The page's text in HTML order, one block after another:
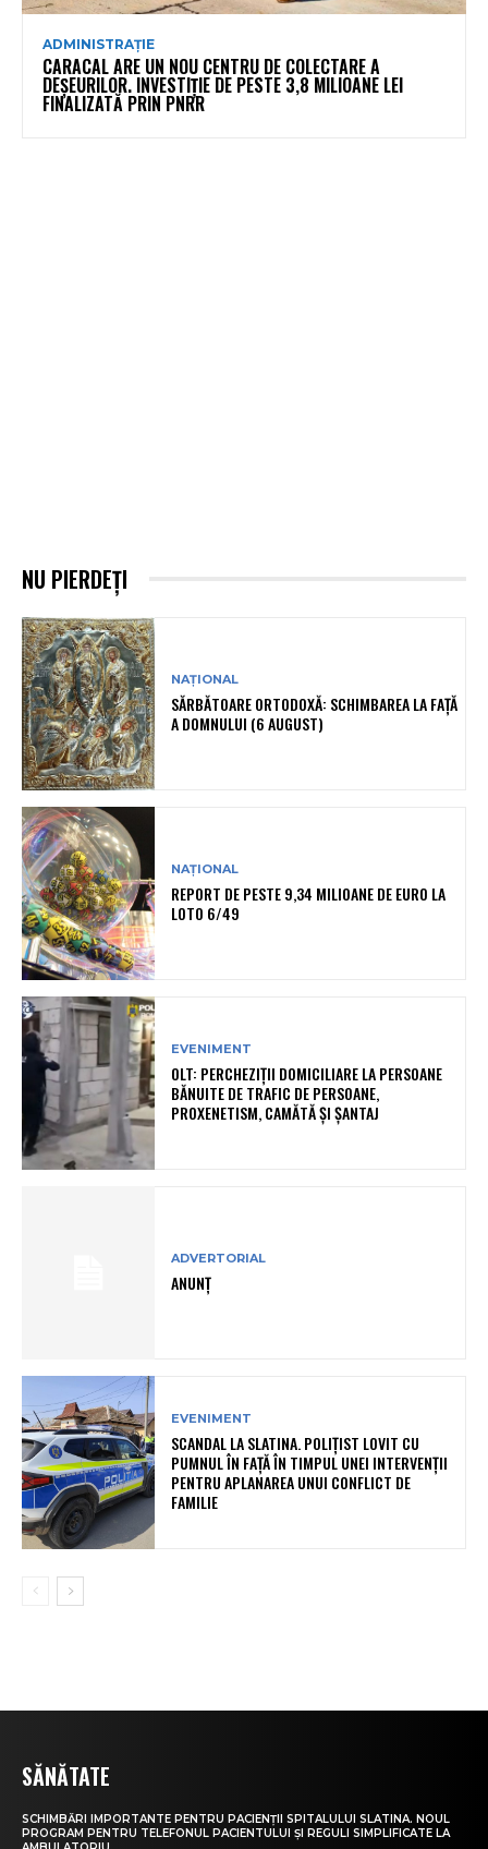
ADMINISTRAȚIE
CARACAL ARE UN NOU CENTRU DE COLECTARE A
DEȘEURILOR. INVESTIȚIE DE PESTE 3,8 MILIOANE LEI
FINALIZATĂ PRIN PNRR
NU PIERDEȚI
NAȚIONAL
SĂRBĂTOARE ORTODOXĂ: SCHIMBAREA LA FAȚĂ
A DOMNULUI (6 AUGUST)
NAȚIONAL
REPORT DE PESTE 9,34 MILIOANE DE EURO LA
LOTO 6/49
EVENIMENT
OLT: PERCHEZIŢII DOMICILIARE LA PERSOANE
BĂNUITE DE TRAFIC DE PERSOANE,
PROXENETISM, CAMĂTĂ ŞI ŞANTAJ
ADVERTORIAL
ANUNȚ
EVENIMENT
SCANDAL LA SLATINA. POLIȚIST LOVIT CU
PUMNUL ÎN FAȚĂ ÎN TIMPUL UNEI INTERVENȚII
PENTRU APLANAREA UNUI CONFLICT DE
FAMILIE
SĂNĂTATE
SCHIMBĂRI IMPORTANTE PENTRU PACIENȚII SPITALULUI SLATINA. NOUL
PROGRAM PENTRU TELEFONUL PACIENTULUI ȘI REGULI SIMPLIFICATE LA